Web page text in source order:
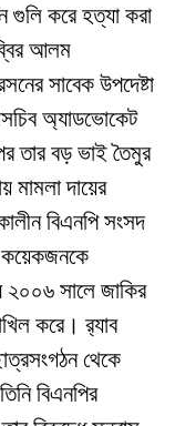
গুলি করে হত্যা করা
আলম
সাবেক উপদেষ্টা
অ্যাডভোকেট
তার বড় ভাই তৈমুর
মামলা দায়ের
বিএনপি সংসদ
কয়েকজনকে
সালে জাকির
করে। র‌্যাব
থেকে
বিএনপির